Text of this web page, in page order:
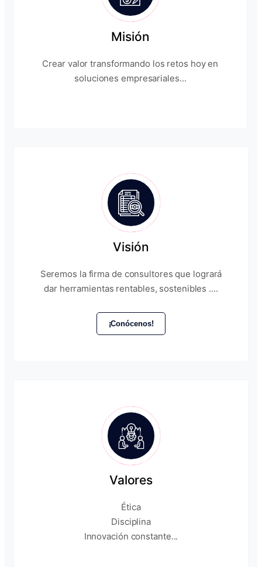
Misión
Crear valor transformando los retos hoy en
soluciones empresariales...
Visión
Seremos la firma de consultores que logrará
dar herramientas rentables, sostenibles ....
¡Conócenos!
Valores
Ética
Disciplina
Innovación constante...